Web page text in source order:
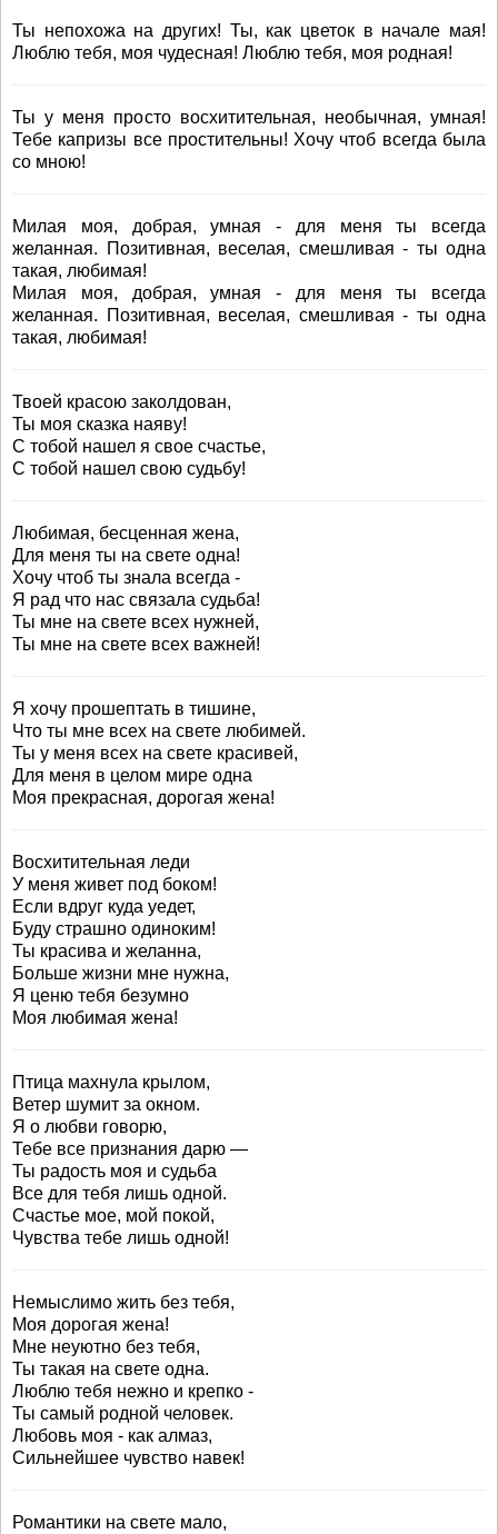
Ты непохожа на других! Ты, как цветок в начале мая!
Люблю тебя, моя чудесная! Люблю тебя, моя родная!
Ты у меня просто восхитительная, необычная, умная!
Тебе капризы все простительны! Хочу чтоб всегда была
со мною!
Милая моя, добрая, умная - для меня ты всегда
желанная. Позитивная, веселая, смешливая - ты одна
такая, любимая!
Милая моя, добрая, умная - для меня ты всегда
желанная. Позитивная, веселая, смешливая - ты одна
такая, любимая!
Твоей красою заколдован,
Ты моя сказка наяву!
С тобой нашел я свое счастье,
С тобой нашел свою судьбу!
Любимая, бесценная жена,
Для меня ты на свете одна!
Хочу чтоб ты знала всегда -
Я рад что нас связала судьба!
Ты мне на свете всех нужней,
Ты мне на свете всех важней!
Я хочу прошептать в тишине,
Что ты мне всех на свете любимей.
Ты у меня всех на свете красивей,
Для меня в целом мире одна
Моя прекрасная, дорогая жена!
Восхитительная леди
У меня живет под боком!
Если вдруг куда уедет,
Буду страшно одиноким!
Ты красива и желанна,
Больше жизни мне нужна,
Я ценю тебя безумно
Моя любимая жена!
Птица махнула крылом,
Ветер шумит за окном.
Я о любви говорю,
Тебе все признания дарю —
Ты радость моя и судьба
Все для тебя лишь одной.
Счастье мое, мой покой,
Чувства тебе лишь одной!
Немыслимо жить без тебя,
Моя дорогая жена!
Мне неуютно без тебя,
Ты такая на свете одна.
Люблю тебя нежно и крепко -
Ты самый родной человек.
Любовь моя - как алмаз,
Сильнейшее чувство навек!
Романтики на свете мало,